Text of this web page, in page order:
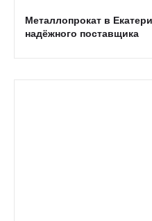
Металлопрокат в
надёжного поставщика